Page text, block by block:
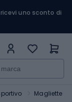
uno sconto di
Magliette